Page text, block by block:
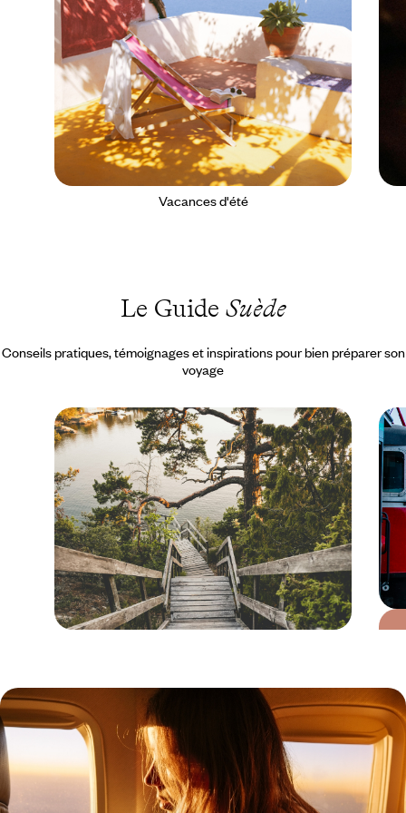
Vacances d'été
Le Guide Suède
Conseils pratiques, témoignages et inspirations pour bien préparer son
voyage
Entre terres et mers,
road-trip à travers le
sud de la Suède